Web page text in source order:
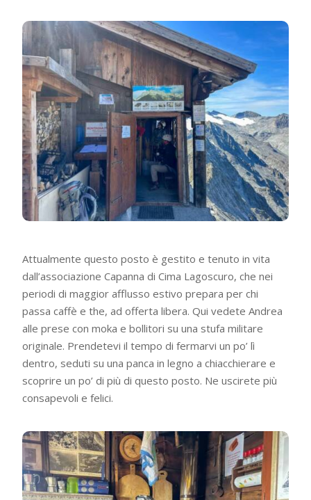
Attualmente questo posto è gestito e tenuto in vita
dall’associazione Capanna di Cima Lagoscuro, che nei
periodi di maggior afflusso estivo prepara per chi
passa caffè e the, ad offerta libera. Qui vedete Andrea
alle prese con moka e bollitori su una stufa militare
originale. Prendetevi il tempo di fermarvi un po’ lì
dentro, seduti su una panca in legno a chiacchierare e
scoprire un po’ di più di questo posto. Ne uscirete più
consapevoli e felici.